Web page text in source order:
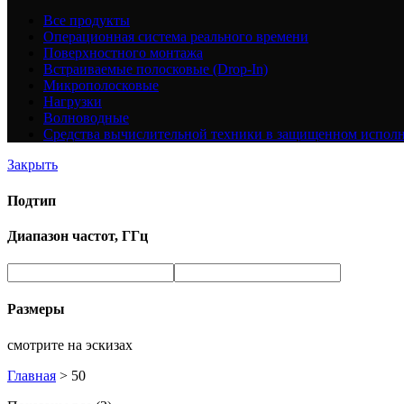
Все продукты
Операционная система реального времени
Поверхностного монтажа
Встраиваемые полосковые (Drop-In)
Микрополосковые
Нагрузки
Волноводные
Средства вычислительной техники в защищенном
Закрыть
Подтип
Диапазон частот, ГГц
Размеры
смотрите на эскизах
Главная > 50